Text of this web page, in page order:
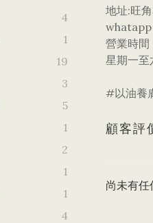
4
1
19
3
5
1
2
1
1
4
地址:旺
whatapp
營業時間
星期一至
#以油養
顧客評
尚未有任